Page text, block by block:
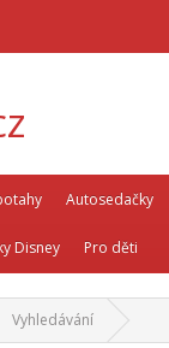
Autosedačky
Disney Pro děti
Vyhledávání